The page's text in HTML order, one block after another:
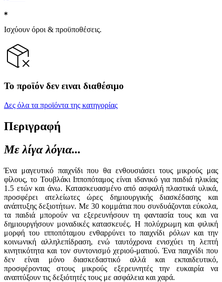
Ισχύουν όροι & προϋποθέσεις.
Το προϊόν δεν ειναι διαθέσιμο
Δες όλα τα προϊόντα της κατηγορίας
Περιγραφή
Με λίγα λόγια...
Ένα μαγευτικό παιχνίδι που θα ενθουσιάσει τους μικρούς μας
φίλους, το Τουβλάκι Ιπποπόταμος είναι ιδανικό για παιδιά ηλικίας
1.5 ετών και άνω. Κατασκευασμένο από ασφαλή πλαστικά υλικά,
προσφέρει ατελείωτες ώρες δημιουργικής διασκέδασης και
ανάπτυξης δεξιοτήτων. Με 30 κομμάτια που συνδυάζονται εύκολα,
τα παιδιά μπορούν να εξερευνήσουν τη φαντασία τους και να
δημιουργήσουν μοναδικές κατασκευές. Η πολύχρωμη και φιλική
μορφή του ιπποπόταμου ενθαρρύνει το παιχνίδι ρόλων και την
κοινωνική αλληλεπίδραση, ενώ ταυτόχρονα ενισχύει τη λεπτή
κινητικότητα και τον συντονισμό χεριού-ματιού. Ένα παιχνίδι που
δεν είναι μόνο διασκεδαστικό αλλά και εκπαιδευτικό,
προσφέροντας στους μικρούς εξερευνητές την ευκαιρία να
αναπτύξουν τις δεξιότητές τους με ασφάλεια και χαρά.